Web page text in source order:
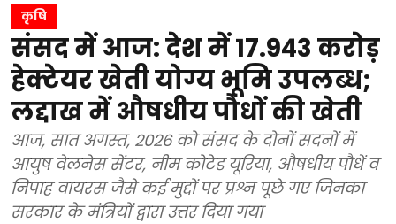
कृषि
संसद में आज: देश में 17.943 करोड़
हेक्टेयर खेती योग्य भूमि उपलब्ध;
लद्दाख में औषधीय पौधों की खेती
आज, सात अगस्त, 2026 को संसद के दोनों सदनों में
आयुष वेलनेस सेंटर, नीम कोटेड यूरिया, औषधीय पौधें व
निपाह वायरस जैसे कई मुद्दों पर प्रश्न पूछे गए जिनका
सरकार के मंत्रियों द्वारा उत्तर दिया गया